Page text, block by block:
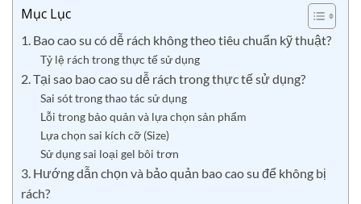
Mục Lục
1. Bao cao su có dễ rách không theo tiêu chuẩn kỹ thuật?
Tỷ lệ rách trong thực tế sử dụng
2. Tại sao bao cao su dễ rách trong thực tế sử dụng?
Sai sót trong thao tác sử dụng
Lỗi trong bảo quản và lựa chọn sản phẩm
Lựa chọn sai kích cỡ (Size)
Sử dụng sai loại gel bôi trơn
3. Hướng dẫn chọn và bảo quản bao cao su để không bị
rách?